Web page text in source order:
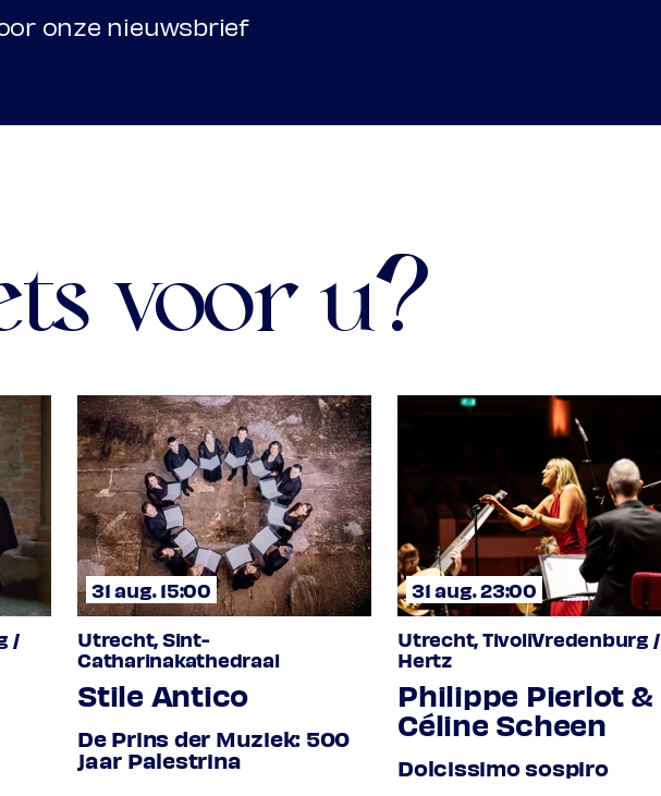
onze nieuwsbrief
voor u?
/
31 aug. 15:00
Utrecht, Sint-
Catharinakathedraal
Stile Antico
De Prins der Muziek: 500
jaar Palestrina
31 aug. 23:00
Utrecht, TivoliVredenburg /
Hertz
Philippe Pierlot &
Céline Scheen
Dolcissimo sospiro